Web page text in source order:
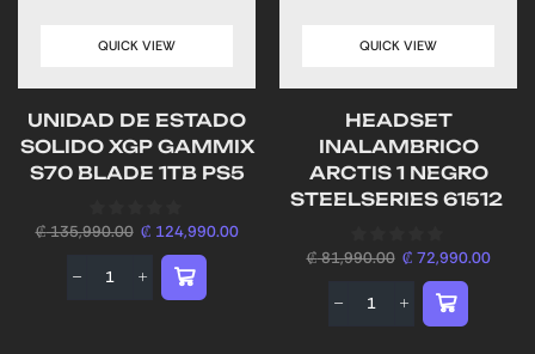
QUICK VIEW
UNIDAD DE ESTADO
SOLIDO XGP GAMMIX
S70 BLADE 1TB PS5
₡135,990.00 ₡ 124,990.00
QUICK VIEW
HEADSET
INALAMBRICO
ARCTIS 1 NEGRO
STEELSERIES 61512
₡81,990.00 ₡ 72,990.00